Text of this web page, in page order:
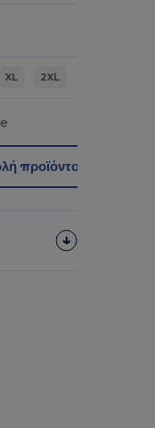
XL 2XL
προϊόντος